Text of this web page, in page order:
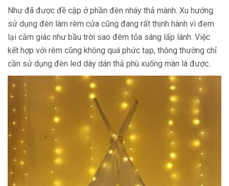
Như đã được đề cập ở phần đèn nháy thả mành. Xu hướng
sử dụng đèn làm rèm cửa cũng đang rất thịnh hành vì đem
lại cảm giác như bầu trời sao đêm tỏa sáng lấp lánh. Việc
kết hợp với rèm cũng không quá phức tạp, thông thường chỉ
cần sử dụng đèn led dây dán thả phù xuống màn là được.